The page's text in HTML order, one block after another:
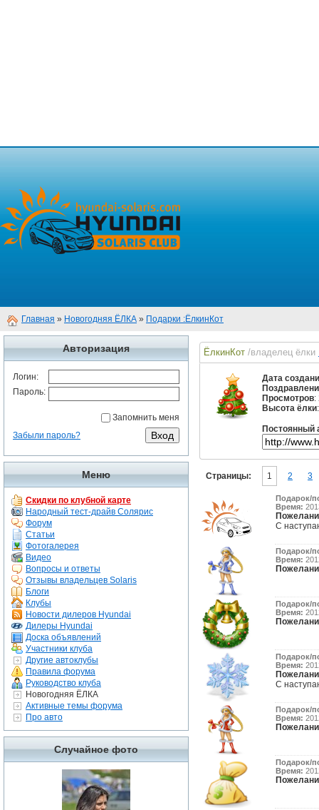
Главная » Новогодняя ЁЛКА » Подарки :ЁлкинКот
Авторизация
Логин:
Пароль:
Запомнить меня
Забыли пароль?
Меню
Скидки по клубной карте
Народный тест-драйв Солярис
Форум
Статьи
Фотогалерея
Видео
Вопросы и ответы
Отзывы владельцев Solaris
Блоги
Клубы
Новости дилеров Hyundai
Дилеры Hyundai
Доска объявлений
Участники клуба
Другие автоклубы
Правила форума
Руководство клуба
Новогодняя ЁЛКА
Активные темы форума
Про авто
Случайное фото
ЁлкинКот /владелец ёлки
Дата
Просмотров:
Высота ёлки
Постоянный
Страницы: 1 2 3
Подарок/
Время:
С
Подарок/
Время:
Подарок/
Время:
Подарок/
Время:
С
Подарок/
Время:
Подарок/
Время: